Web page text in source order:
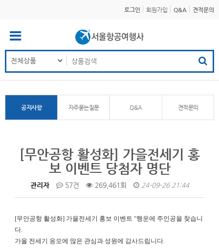
로그인 회원가입 Q&A 견적문의
공지사항 자주묻는질문 Q&A 견적문의
[무안공항 활성화] 가을전세기 홍
보 이벤트 당첨자 명단
관리자 57건 269,461회 24-09-26 21:44
[무안공항 활성화] 가을전세기 홍보 이벤트 "행운에 주인공을 찾습니
다.
가을 전세기 응모에 많은 관심과 성원에 감사드립니다.